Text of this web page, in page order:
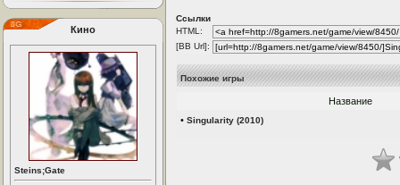
Кино
Steins;Gate
Ссылки
HTML:
[BB Url]:
Похожие игры
Название
• Singularity (2010)